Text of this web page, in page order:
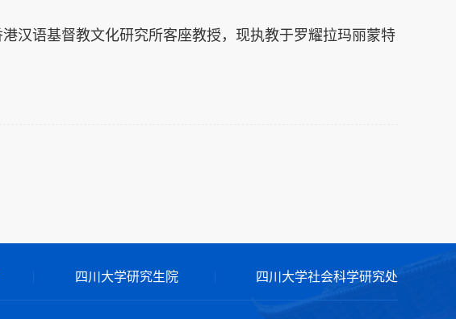
汉语基督教文化研究所客座教授，现执教于罗耀拉玛丽蒙特
四川大学研究生院 四川大学社会科学研究处